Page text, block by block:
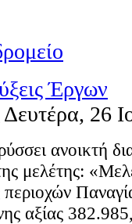
Έργων
26
ανοικτή
μελέτης:
αξίας